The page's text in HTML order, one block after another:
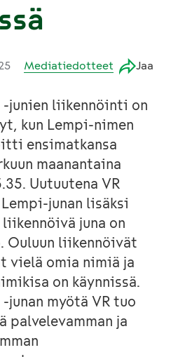
Mediatiedotteet Jaa
-junien liikennöinti on
kun Lempi-nimen
ensimatkansa
maanantaina
Uutuutena VR
junan lisäksi
juna on
Ouluun liikennöivät
vielä omia nimiä ja
on käynnissä.
junan myötä VR tuo
ja